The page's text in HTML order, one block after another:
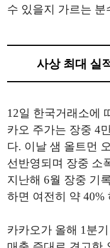
수 있을지 가르는
사상 최대 실
12일 한국거래소에
카오 주가는 장중 4
다. 이날 샘 올트먼
선반영되며 장중 소
지난해 6월 장중 기
하면 여전히 약 40%
카카오가 올해 1분